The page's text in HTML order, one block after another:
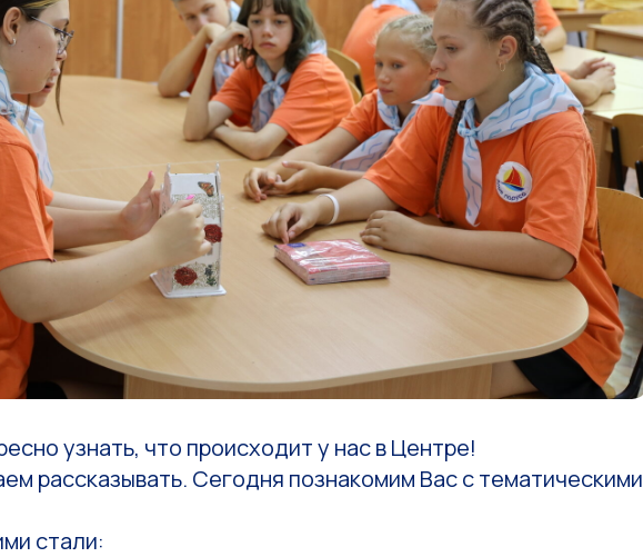
узнать, что происходит у нас в Центре!
рассказывать. Сегодня познакомим Вас с тематическими
стали: